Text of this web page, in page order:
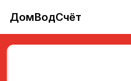
ДомВодСчёт